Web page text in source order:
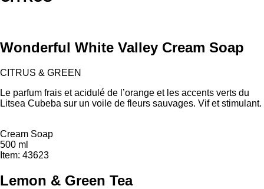
Wonderful White Valley Cream Soap
CITRUS & GREEN
Le parfum frais et acidulé de l’orange et les accents verts du
Litsea Cubeba sur un voile de fleurs sauvages. Vif et stimulant.
Cream Soap
500 ml
Item: 43623
Lemon & Green Tea